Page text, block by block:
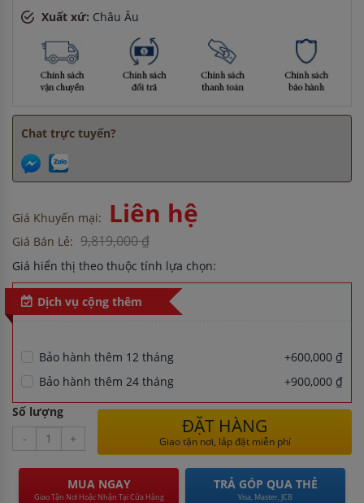
Xuất xứ: Châu Âu
Chat trực tuyến?
Giá Khuyến mại: Liên hệ
Giá Bán Lẻ: 9,819,000 ₫
Giá hiển thị theo thuộc tính lựa chọn:
Dịch vụ cộng thêm
Bảo hành thêm 12 tháng
+600,000 ₫
Bảo hành thêm 24 tháng
+900,000 ₫
Số lượng
-
+
ĐẶT HÀNG
Giao tận nơi, lắp đặt miễn phí
MUA NGAY
Giao Tận Nơi Hoặc Nhận Tại Cửa Hàng
TRẢ GÓP QUA THẺ
Visa, Master, JCB